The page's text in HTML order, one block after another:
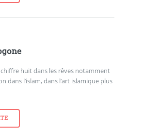
huit dans les rêves notamment
dans l’islam, dans l’art islamique plus